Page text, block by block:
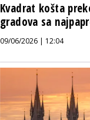
Kvadrat košta
gradova sa
09/06/2026 | 12:04